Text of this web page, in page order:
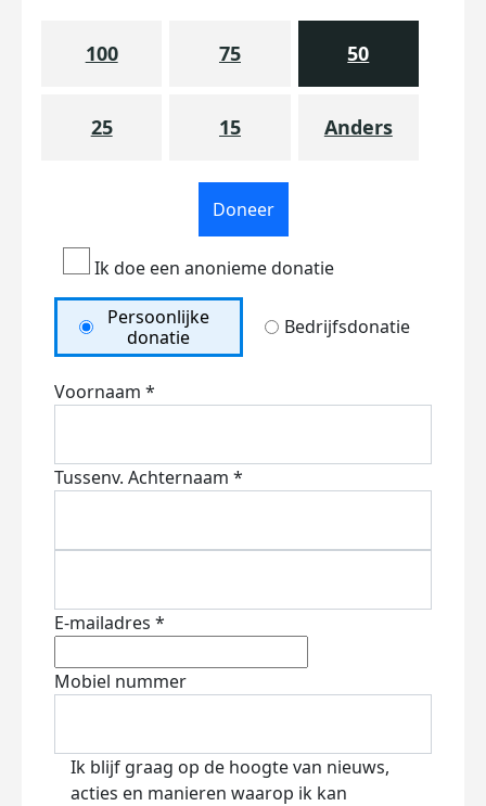
100 75 50
25 15 Anders
Doneer
Ik doe een anonieme donatie
Persoonlijke
donatie
Bedrijfsdonatie
Voornaam *
Tussenv. Achternaam *
E-mailadres *
Mobiel nummer
Ik blijf graag op de hoogte van nieuws,
acties en manieren waarop ik kan